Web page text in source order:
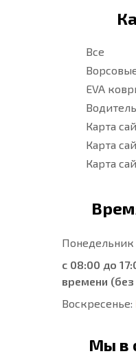
Все
EVA
Карта
Карта
Карта
Понедельник
с 08:00 до
времени
Воскресенье:
Мы в